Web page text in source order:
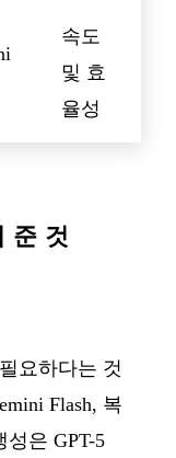
속도
및 효
율성
준 것
요하다는 것
Flash, 복
성은 GPT-5